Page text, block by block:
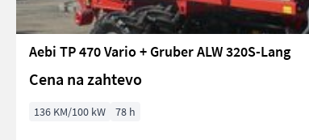
Aebi TP 470 Vario + Gruber ALW 320S-Lang
Cena na zahtevo
136 KM/100 kW 78 h